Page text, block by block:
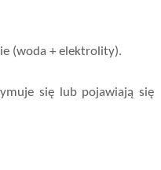
(woda + elektrolity).
się lub pojawiają się